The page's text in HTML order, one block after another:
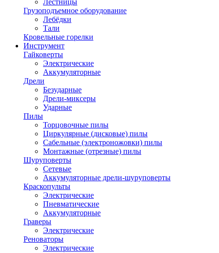
Лестницы
Грузоподъемное оборудование
Лебёдки
Тали
Кровельные горелки
Инструмент
Гайковерты
Электрические
Аккумуляторные
Дрели
Безударные
Дрели-миксеры
Ударные
Пилы
Торцовочные пилы
Циркулярные (дисковые) пилы
Сабельные (электроножовки) пилы
Монтажные (отрезные) пилы
Шуруповерты
Сетевые
Аккумуляторные дрели-шуруповерты
Краскопульты
Электрические
Пневматические
Аккумуляторные
Граверы
Электрические
Реноваторы
Электрические